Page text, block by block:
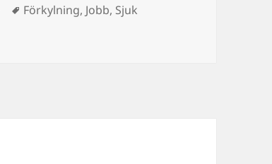
Tags
Förkylning, Jobb, Sjuk